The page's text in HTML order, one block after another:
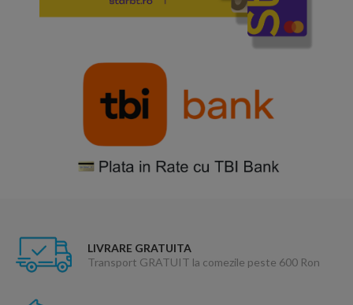
LIVRARE GRATUITA
Transport GRATUIT la comezile peste 600 Ron